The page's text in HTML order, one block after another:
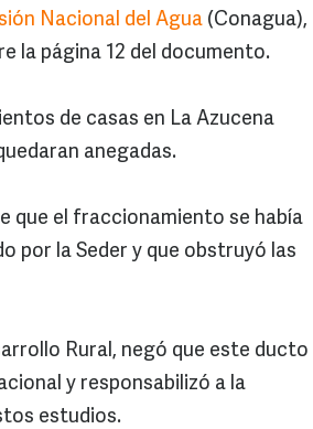
Nacional del Agua (Conagua),
la página 12 del documento.
de casas en La Azucena
anegadas.
que el fraccionamiento se había
por la Seder y que obstruyó las
Rural, negó que este ducto
y responsabilizó a la
estudios.